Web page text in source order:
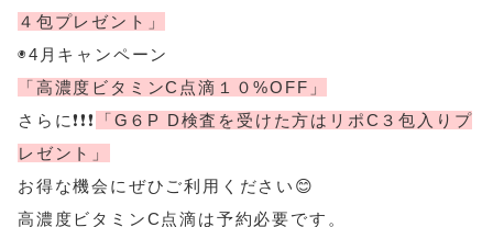
４包プレゼント」
◉4月キャンペーン
「高濃度ビタミンC点滴１０%OFF」
さらに❗️❗️❗️
「G６P D検査を受けた方はリポC３包入りプ
レゼント」
お得な機会にぜひご利用ください😊
高濃度ビタミンC点滴は予約必要です。